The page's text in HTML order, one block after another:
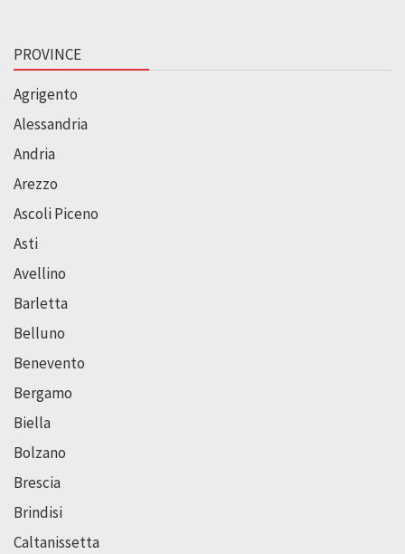
PROVINCE
Agrigento
Alessandria
Andria
Arezzo
Ascoli Piceno
Asti
Avellino
Barletta
Belluno
Benevento
Bergamo
Biella
Bolzano
Brescia
Brindisi
Caltanissetta